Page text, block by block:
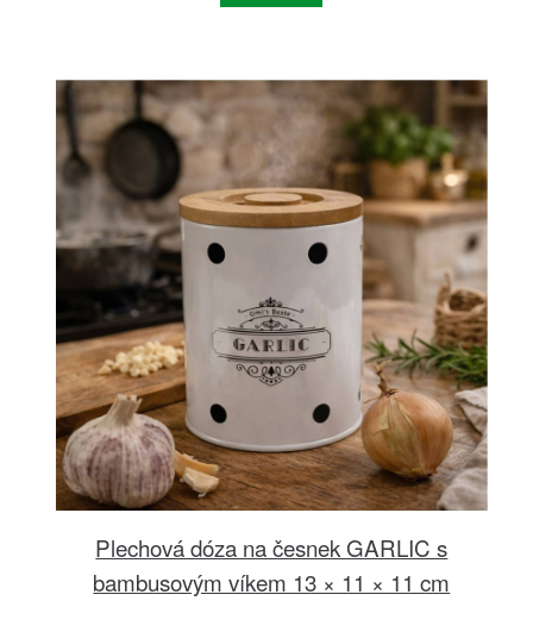
Plechová dóza na česnek GARLIC s
bambusovým víkem 13 × 11 × 11 cm